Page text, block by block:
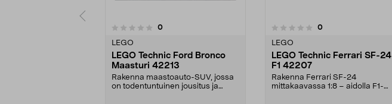
0arvostelut
LEGO
LEGO Technic Ford Bronco
Maasturi 42213
Rakenna maastoauto-SUV, jossa
on todentuntuinen jousitus ja
0.0 viidestä
0arvostelut
LEGO
LEGO Technic Ferrari SF-24
F1 42207
Rakenna Ferrari SF-24
mittakaavassa 1:8 – aidolla F1-
3.0viidestä